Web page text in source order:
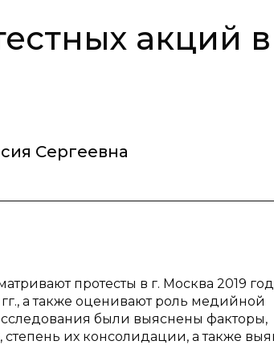
акций в
Сергеевна
протесты в г. Москва 2019
а также оценивают роль медийной
были выяснены факторы,
их консолидации, а также